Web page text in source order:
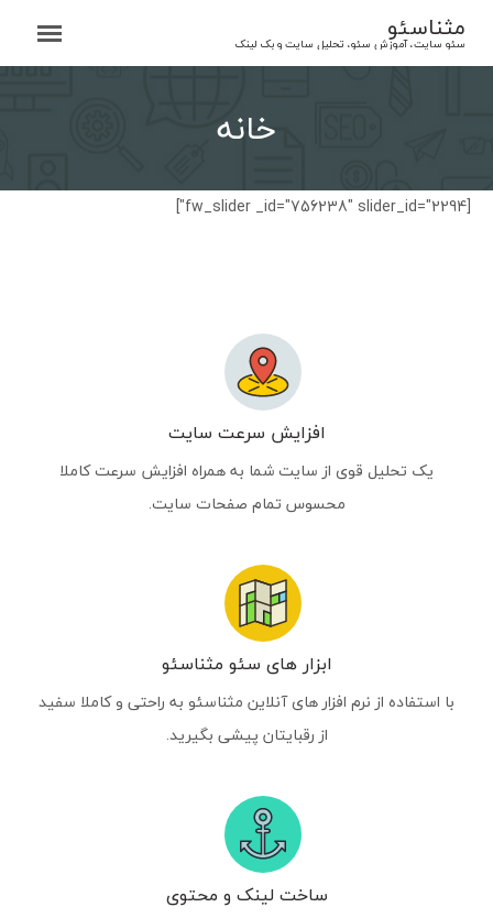
content
مثناسئو
سئو سایت، آموزش سئو، تحلیل سایت و بک لینک
خانه
[fw_slider _id="756238" slider_id="2294"]
افزایش سرعت سایت
یک تحلیل قوی از سایت شما به همراه افزایش سرعت کاملا
محسوس تمام صفحات سایت.
ابزار های سئو مثناسئو
با استفاده از نرم افزار های آنلاین مثناسئو به راحتی و کاملا سفید
از رقبایتان پیشی بگیرید.
ساخت لینک و محتوی